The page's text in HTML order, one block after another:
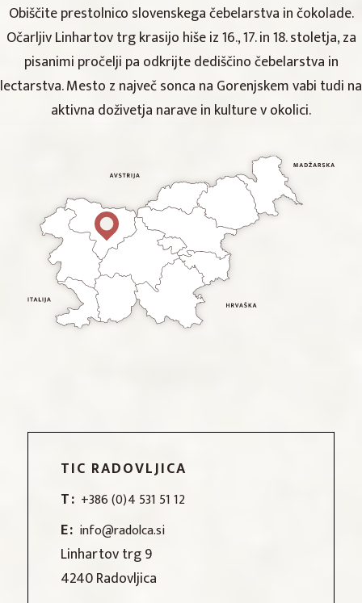
Obiščite prestolnico slovenskega čebelarstva in čokolade.
Očarljiv Linhartov trg krasijo hiše iz 16., 17. in 18. stoletja, za
pisanimi pročelji pa odkrijte dediščino čebelarstva in
lectarstva. Mesto z največ sonca na Gorenjskem vabi tudi na
aktivna doživetja narave in kulture v okolici.
TIC RADOVLJICA
T: +386 (0)4 531 51 12
E: info@radolca.si
Linhartov trg 9
4240 Radovljica